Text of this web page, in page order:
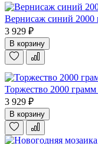
Вернисаж синий 2000
3 929 ₽
В корзину
Торжество 2000
3 929 ₽
В корзину